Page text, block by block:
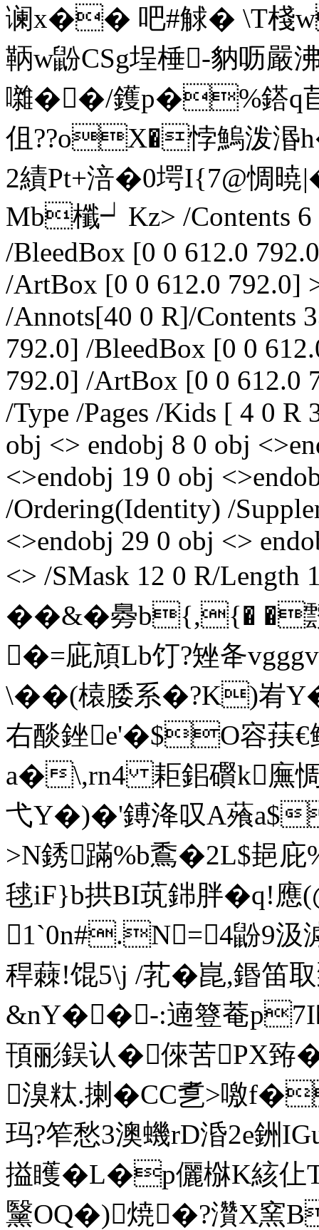
谰x�� 吧#觩� \T棧
鞆w鼢 CSg埕棰-豽呖
囃��/鑊p�%鎝q
伹??oX�悖鰞泼
2績Pt+涪�0堮I{7@惆暁
Mb櫼┙Kz> /Contents
/BleedBox [0 0 612.0
/ArtBox [0 0 612.0 792.0]
/Annots[40 0 R]/Contents
792.0] /BleedBox [0 0
792.0] /ArtBox [0 0 612.0
/Type /Pages /Kids [ 4 0 R
obj <> endobj 8 0 obj
<>endobj 19 0 obj
/Ordering(Identity) /
<>endobj 29 0 obj <>
<> /SMask 12 0 R/
��&�臱b{,{� �
�=庛頏Lb饤?矬夅
\��(榬腇系�?K)峟
右醈銼e'�$O容荴€
a�\,rn4 耟鈻礥k廡惆
弋Y�)�'鎛洚叹A蕵
>N銹蹣%b穒�2L$郌
毬iF}b拱BI茿銟胖�q!應
1`0n#.N=4鼢9汲
稈蕀!馄5\j /芤�崑,鍲笛取
&nY��-:遖簦菴
頇彨鋘认�倈苦PX臶
溴粏.揦�CC乽>噭
玛?笮愁3澳蟣rD涽2e銂
搤矆�L�p儷椕K絯仩
黳OQ�)焼�?灒X窯